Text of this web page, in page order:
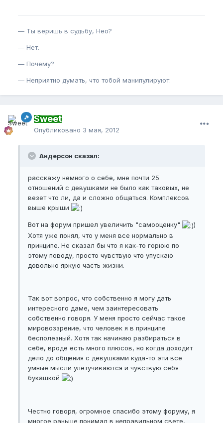
— Ты веришь в судьбу, Нео?
— Нет.
— Почему?
— Неприятно думать, что тобой манипулируют.
Sweet
Опубликовано 3 мая, 2012
Андерсон сказал:
расскажу немного о себе, мне почти 25
отношений с девушками не было как таковых, не
везет что ли, да и сложно общаться. Комплексов
выше крыши
Вот на форум пришел увеличить "самооценку"
)
Хотя уже понял, что у меня все нормально в
принципе. Не сказал бы что я как-то горюю по
этому поводу, просто чувствую что упускаю
довольно яркую часть жизни.
Так вот вопрос, что собственно я могу дать
интересного даме, чем заинтересовать
собственно говоря. У меня просто сейчас такое
мировоззрение, что человек я в принципе
бесполезный. Хотя так начинаю разбираться в
себе, вроде есть много плюсов, но когда доходит
дело до общения с девушками куда-то эти все
умные мысли улетучиваются и чувствую себя
букашкой
Честно говоря, огромное спасибо этому форуму, я
многое раньше понимал в неправильном свете,